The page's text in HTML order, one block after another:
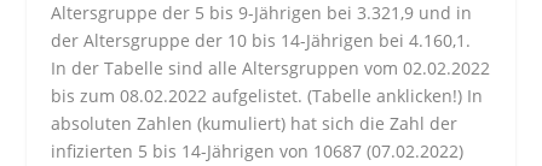
Altersgruppe der 5 bis 9-Jährigen bei 3.321,9 und in
der Altersgruppe der 10 bis 14-Jährigen bei 4.160,1.
In der Tabelle sind alle Altersgruppen vom 02.02.2022
bis zum 08.02.2022 aufgelistet. (Tabelle anklicken!) In
absoluten Zahlen (kumuliert) hat sich die Zahl der
infizierten 5 bis 14-Jährigen von 10687 (07.02.2022)